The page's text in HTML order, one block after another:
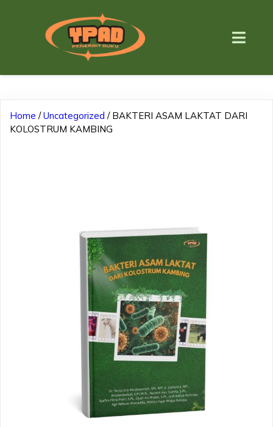
Home /Uncategorized / BAKTERI ASAM LAKTAT DARI
KOLOSTRUM KAMBING